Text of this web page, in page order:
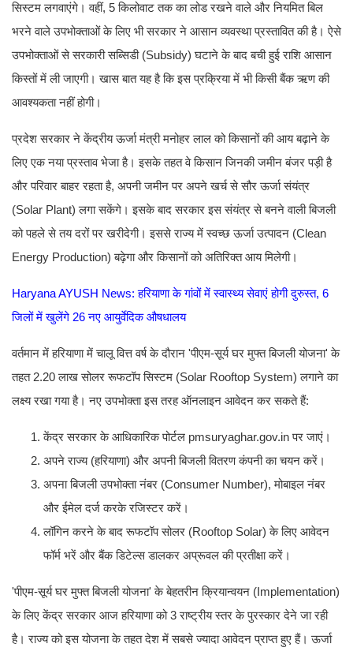
सिस्टम लगवाएंगे। वहीं, 5 किलोवाट तक का लोड रखने वाले और नियमित बिल
भरने वाले उपभोक्ताओं के लिए भी सरकार ने आसान व्यवस्था प्रस्तावित की है। ऐसे
उपभोक्ताओं से सरकारी सब्सिडी (Subsidy) घटाने के बाद बची हुई राशि आसान
किस्तों में ली जाएगी। खास बात यह है कि इस प्रक्रिया में भी किसी बैंक ऋण की
आवश्यकता नहीं होगी।
प्रदेश सरकार ने केंद्रीय ऊर्जा मंत्री मनोहर लाल को किसानों की आय बढ़ाने के
लिए एक नया प्रस्ताव भेजा है। इसके तहत वे किसान जिनकी जमीन बंजर पड़ी है
और परिवार बाहर रहता है, अपनी जमीन पर अपने खर्च से सौर ऊर्जा संयंत्र
(Solar Plant) लगा सकेंगे। इसके बाद सरकार इस संयंत्र से बनने वाली बिजली
को पहले से तय दरों पर खरीदेगी। इससे राज्य में स्वच्छ ऊर्जा उत्पादन (Clean
Energy Production) बढ़ेगा और किसानों को अतिरिक्त आय मिलेगी।
Haryana AYUSH News: हरियाणा के गांवों में स्वास्थ्य सेवाएं होगी दुरुस्त, 6
जिलों में खुलेंगे 26 नए आयुर्वेदिक औषधालय
वर्तमान में हरियाणा में चालू वित्त वर्ष के दौरान 'पीएम-सूर्य घर मुफ्त बिजली योजना' के
तहत 2.20 लाख सोलर रूफटॉप सिस्टम (Solar Rooftop System) लगाने का
लक्ष्य रखा गया है। नए उपभोक्ता इस तरह ऑनलाइन आवेदन कर सकते हैं:
केंद्र सरकार के आधिकारिक पोर्टल pmsuryaghar.gov.in पर जाएं।
अपने राज्य (हरियाणा) और अपनी बिजली वितरण कंपनी का चयन करें।
अपना बिजली उपभोक्ता नंबर (Consumer Number), मोबाइल नंबर
और ईमेल दर्ज करके रजिस्टर करें।
लॉगिन करने के बाद रूफटॉप सोलर (Rooftop Solar) के लिए आवेदन
फॉर्म भरें और बैंक डिटेल्स डालकर अप्रूवल की प्रतीक्षा करें।
'पीएम-सूर्य घर मुफ्त बिजली योजना' के बेहतरीन क्रियान्वयन (Implementation)
के लिए केंद्र सरकार आज हरियाणा को 3 राष्ट्रीय स्तर के पुरस्कार देने जा रही
है। राज्य को इस योजना के तहत देश में सबसे ज्यादा आवेदन प्राप्त हुए हैं। ऊर्जा